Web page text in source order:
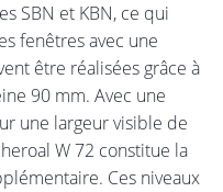
SBN et KBN, ce qui
fenêtres avec une
être réalisées grâce à
90 mm. Avec une
une largeur visible de
W 72 constitue la
Ces niveaux